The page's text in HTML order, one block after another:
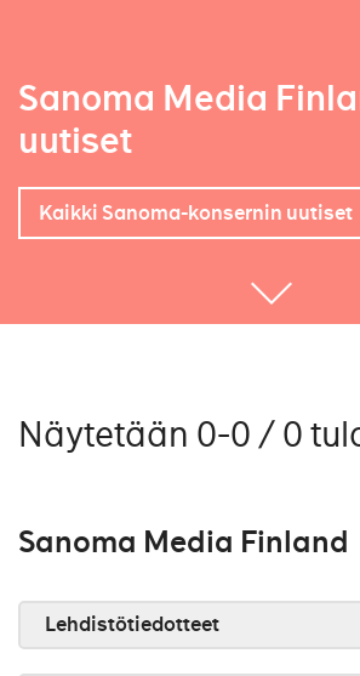
Sanoma Media
uutiset
Kaikki Sanoma-konsernin uutiset
Näytetään 0-0 / 0
Sanoma Media Finland
Lehdistötiedotteet